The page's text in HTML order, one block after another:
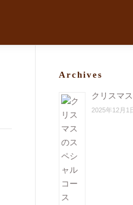
Archives
クリスマ
2025年12月1